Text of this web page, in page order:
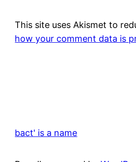
This site uses Akismet to
how your comment data is
bact' is a name